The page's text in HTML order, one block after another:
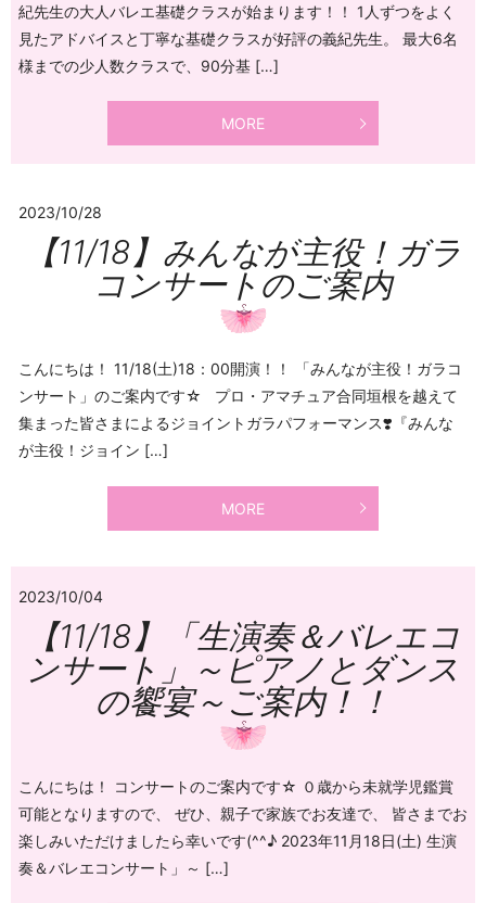
紀先生の大人バレエ基礎クラスが始まります！！ 1人ずつをよく
見たアドバイスと丁寧な基礎クラスが好評の義紀先生。 最大6名
様までの少人数クラスで、90分基 […]
MORE
2023/10/28
【11/18】みんなが主役！ガラ
コンサートのご案内
こんにちは！ 11/18(土)18：00開演！！ 「みんなが主役！ガラコ
ンサート」のご案内です☆ プロ・アマチュア合同垣根を越えて
集まった皆さまによるジョイントガラパフォーマンス❣️『みんな
が主役！ジョイン […]
MORE
2023/10/04
【11/18】「生演奏＆バレエコ
ンサート」～ピアノとダンス
の饗宴～ご案内！！
こんにちは！ コンサートのご案内です☆ ０歳から未就学児鑑賞
可能となりますので、 ぜひ、親子で家族でお友達で、 皆さまでお
楽しみいただけましたら幸いです(^^♪ 2023年11月18日(土) 生演
奏＆バレエコンサート」～ […]